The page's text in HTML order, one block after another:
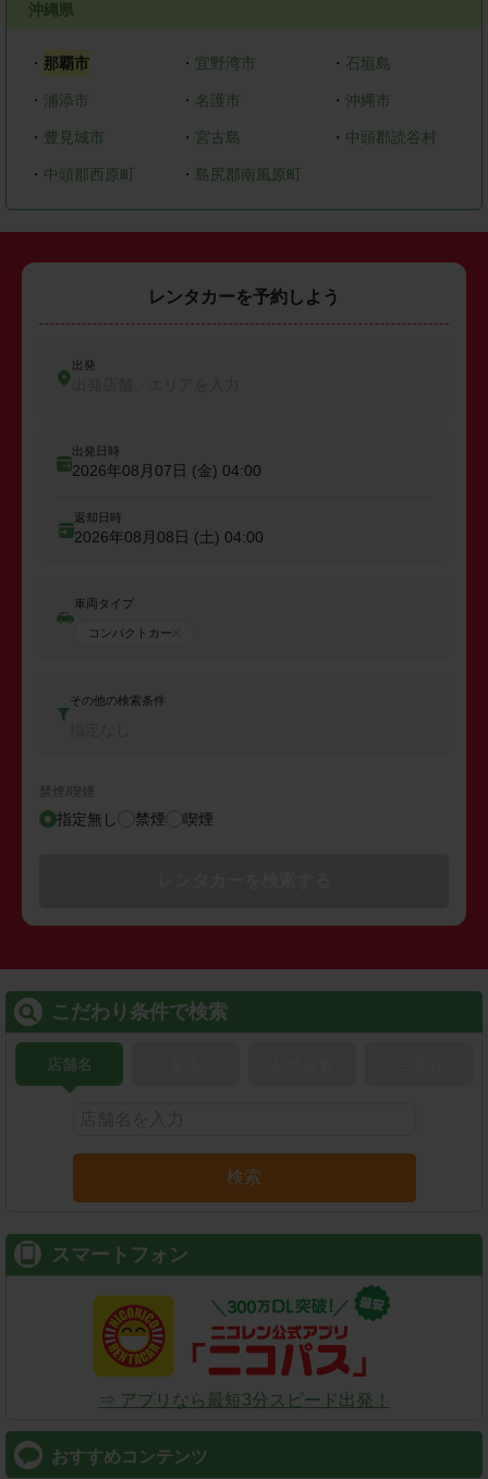
沖縄県
・ 那覇市 ・ 宜野湾市 ・ 石垣島
・ 浦添市 ・ 名護市 ・沖縄市
・ 豊見城市 ・ 宮古島 ・ 中頭郡読谷村
・ 中頭郡西原町 ・ 島尻郡南風原町
レンタカーを予約しよう
出発
出発日時
2026年08月07日 (金) 04:00
返却日時
2026年08月08日 (土) 04:00
車両タイプ
コンパクトカー
その他の検索条件
禁煙/喫煙
指定無し 禁煙 喫煙
こだわり条件で検索
店舗名
検索
スマートフォン
⇒ アプリなら最短3分スピード出発！
おすすめコンテンツ